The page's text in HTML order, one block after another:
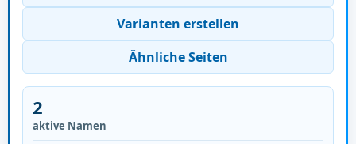
Varianten erstellen
Ähnliche Seiten
2
aktive Namen